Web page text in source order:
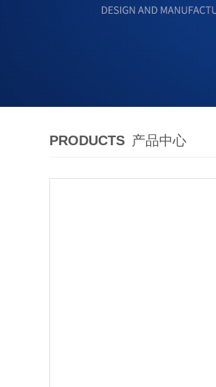
PRODUCTS 产品中心